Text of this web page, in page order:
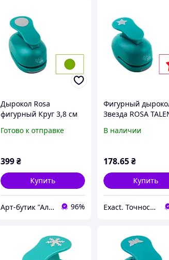
Дырокол Rosa
фигурный Круг 3,8 см
Готово к отправке
399₴
Купить
Арт-бутик "Алізарин" 96%
Фигурный
Звезда ROSA
В наличии
178.65₴
Купить
Exact. Точность в работе. Свобода в творчестве.